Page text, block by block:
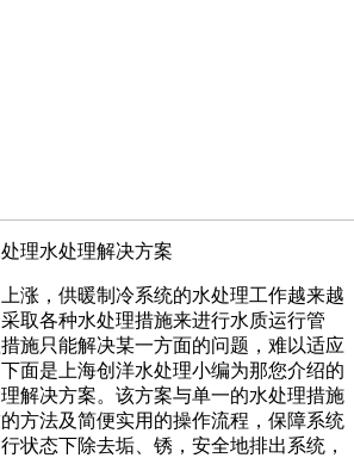
理水处理解决方案
涨，供暖制冷系统的水处理工作越来越
取各种水处理措施来进行水质运行管
施只能解决某一方面的问题，难以适应
面是上海创洋水处理小编为那您介绍的
解决方案。该方案与单一的水处理措施
方法及简便实用的操作流程，保障系统
状态下除去垢、锈，安全地排出系统，